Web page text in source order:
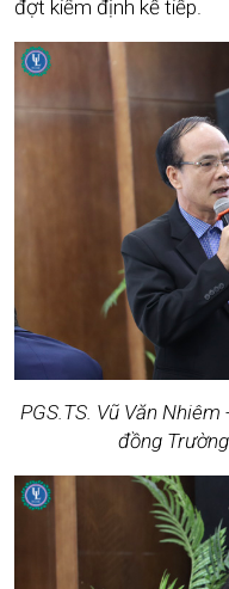
đợt kiểm định kế tiếp.
PGS.TS. Vũ Văn
đồng